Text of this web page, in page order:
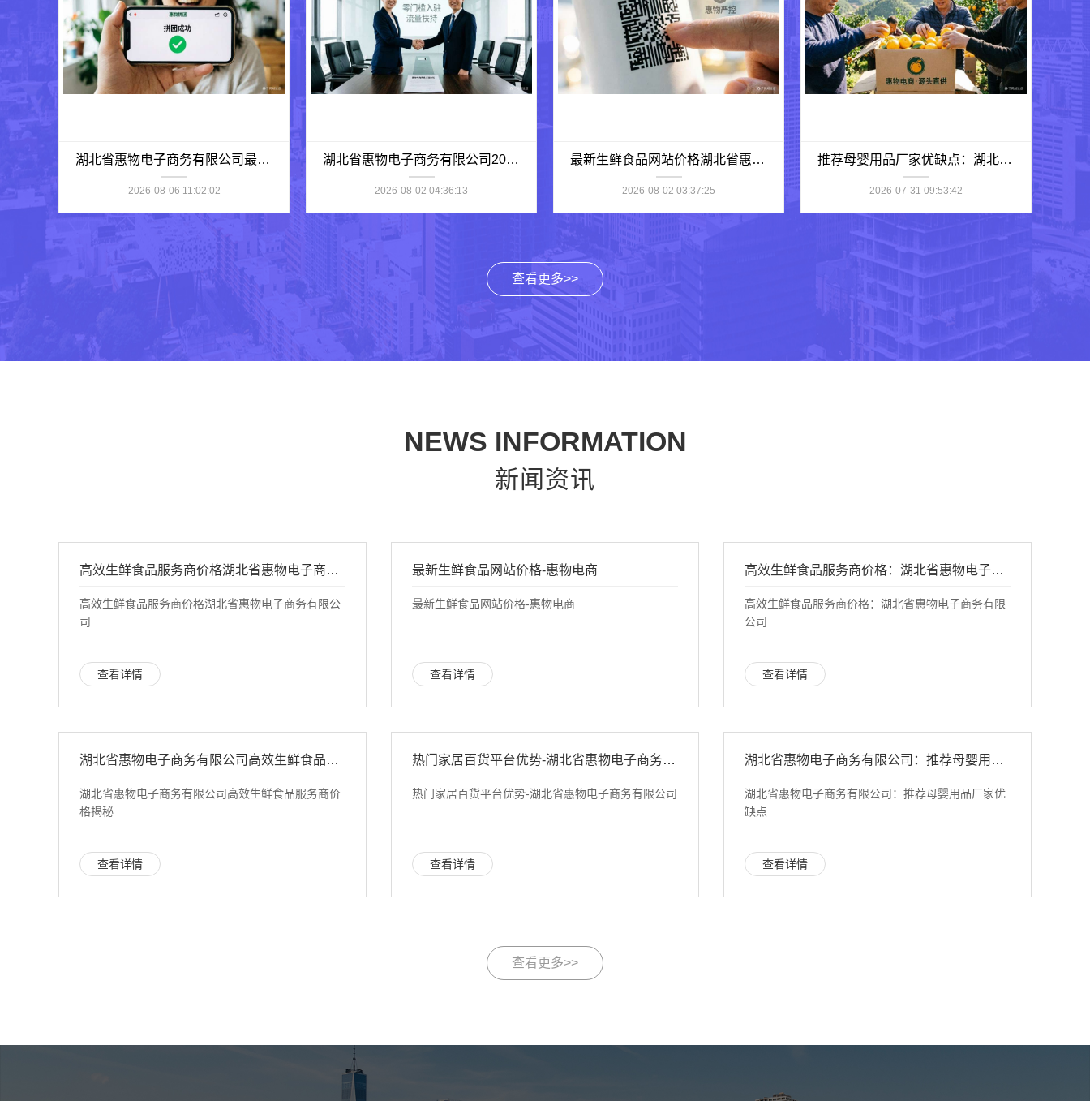
湖北省惠物电子商务有限公司最新生鲜食品网站价格
2026-08-06 11:02:02
湖北省惠物电子商务有限公司2025母婴用品平台优缺点
2026-08-02 04:36:13
最新生鲜食品网站价格湖北省惠物电子商务有限公司对比
2026-08-02 03:37:25
推荐母婴用品厂家优缺点：湖北省惠物电子商务有限公司母婴用品优质商家推荐
2026-07-31 09:53:42
查看更多>>
NEWS INFORMATION
新闻资讯
高效生鲜食品服务商价格湖北省惠物电子商务有限公司
高效生鲜食品服务商价格湖北省惠物电子商务有限公
司
查看详情
最新生鲜食品网站价格-惠物电商
最新生鲜食品网站价格-惠物电商
查看详情
高效生鲜食品服务商价格：湖北省惠物电子商务有限公司
高效生鲜食品服务商价格：湖北省惠物电子商务有限
公司
查看详情
湖北省惠物电子商务有限公司高效生鲜食品服务商价格揭秘
湖北省惠物电子商务有限公司高效生鲜食品服务商价
格揭秘
查看详情
热门家居百货平台优势-湖北省惠物电子商务有限公司
热门家居百货平台优势-湖北省惠物电子商务有限公司
查看详情
湖北省惠物电子商务有限公司：推荐母婴用品厂家优缺点
湖北省惠物电子商务有限公司：推荐母婴用品厂家优
缺点
查看详情
查看更多>>